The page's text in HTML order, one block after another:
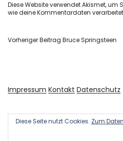
Diese Website verwendet Akismet, um
wie deine Kommentardaten
Vorheriger Beitrag Bruce Springsteen
Impressum Kontakt Datenschutz
Diese Seite nutzt Cookies. Zum